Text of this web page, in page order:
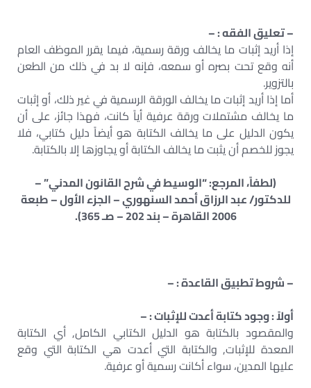
– تعليق الفقه : –
إذا أريد إثبات ما يخالف ورقة رسمية، فيما يقرر الموظف العام
أنه وقع تحت بصره أو سمعه، فإنه لا بد في ذلك من الطعن
بالتزوير.
أما إذا أريد إثبات ما يخالف الورقة الرسمية في غير ذلك، أو إثبات
ما يخالف مشتملات ورقة عرفية أياً كانت، فهذا جائز، على أن
يكون الدليل على ما يخالف الكتابة هو أيضاً دليل كتابي، فلا
يجوز للخصم أن يثبت ما يخالف الكتابة أو يجاوزها إلا بالكتابة.
(لطفاً، المرجع: “الوسيط في شرح القانون المدني” –
للدكتور/ عبد الرزاق أحمد السنهوري – الجزء الأول – طبعة
2006 القاهرة – بند 202 – صـ 365).
– شروط تطبيق القاعدة : –
أولاً : وجود كتابة أعدت للإثبات : –
والمقصود بالكتابة هو الدليل الكتابي الكامل, أي الكتابة
المعدة للإثبات, والكتابة التي أعدت هي الكتابة التي وقع
عليها المدين، سواء أكانت رسمية أو عرفية.